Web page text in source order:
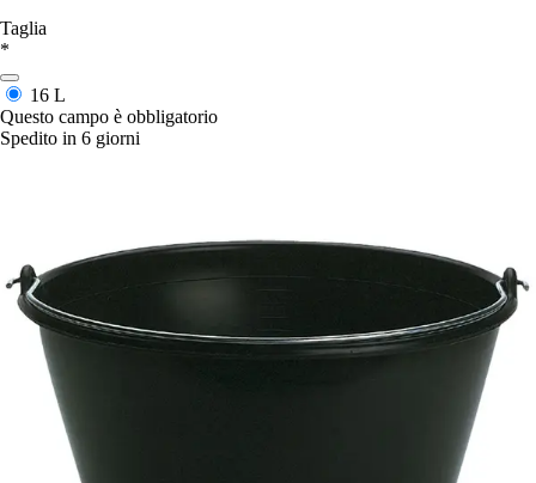
Taglia
*
16 L
Questo campo è obbligatorio
Spedito in 6 giorni